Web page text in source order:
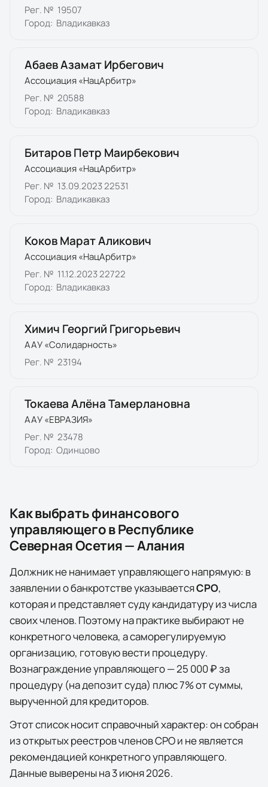
Рег. № 19507
Город: Владикавказ
Абаев Азамат Ирбегович
Ассоциация «НацАрбитр»
Рег. № 20588
Город: Владикавказ
Битаров Петр Маирбекович
Ассоциация «НацАрбитр»
Рег. № 13.09.2023 22531
Город: Владикавказ
Коков Марат Аликович
Ассоциация «НацАрбитр»
Рег. № 11.12.2023 22722
Город: Владикавказ
Химич Георгий Григорьевич
ААУ «Солидарность»
Рег. № 23194
Токаева Алёна Тамерлановна
ААУ «ЕВРАЗИЯ»
Рег. № 23478
Город: Одинцово
Как выбрать финансового
управляющего вРеспублике
Северная Осетия — Алания
Должник не нанимает управляющего напрямую: в
заявлении о банкротстве указываетсяСРО,
которая и представляет суду кандидатуру из числа
своих членов. Поэтому на практике выбирают не
конкретного человека, а саморегулируемую
организацию, готовую вести процедуру.
Вознаграждение управляющего — 25 000 ₽ за
процедуру (на депозит суда) плюс 7% от суммы,
вырученной для кредиторов.
Этот список носит справочный характер: он собран
из открытых реестров членов СРО и не является
рекомендацией конкретного управляющего.
Данные выверены на3 июня 2026.